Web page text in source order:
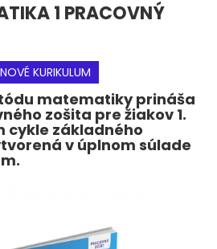
1 PRACOVNÝ
NOVÉ KURIKULUM
matematiky prináša
zošita pre žiakov 1.
cykle základného
v úplnom súlade